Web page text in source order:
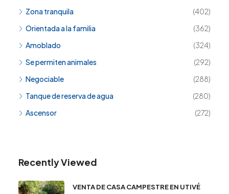
Zona tranquila
(402)
Orientada a la familia
(362)
Amoblado
(324)
Se permiten animales
(292)
Negociable
(288)
Tanque de reserva de agua
(280)
Ascensor
(272)
Recently Viewed
VENTA DE CASA CAMPESTRE EN UTIVÉ